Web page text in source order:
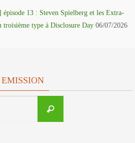
13 : Steven Spielberg et les Extra-
troisième type à Disclosure Day 06/07/2026
Recherche